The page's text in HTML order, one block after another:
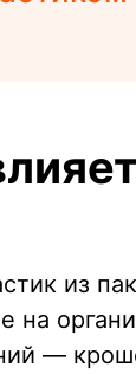
из
на
—